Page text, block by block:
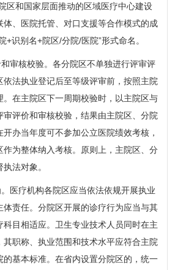
区和国家层面推动的区域医疗中心建设
体、医院托管、对口支援等合作模式的成
+识别名+院区/分院/医院”形式命名。
核校验。各分院区不单独进行评审评
法执业登记后至等级评审前，按照主院
。在主院区下一周期校验时，以主院区与
评价和审核校验，结果由主院区、分院
办当年度可不参加公立医院绩效考核，
作为整体纳入考核。原则上，主院区、分
法对象。
疗机构各院区应当依法依规开展执业
体责任。分院区开展的诊疗行为应当与其
目相适应。卫生专业技术人员同时在主
职称、执业范围和技术水平应符合主院
的基本标准。在省内设置分院区的，统一